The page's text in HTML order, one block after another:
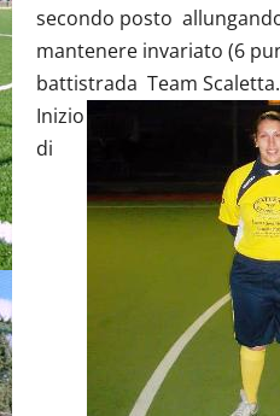
secondo posto
mantenere invariato (6
battistrada Team Scaletta.
Inizio
di